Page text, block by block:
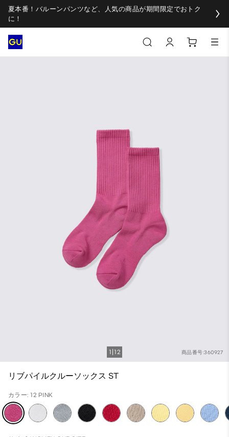
夏本番！バルーンパンツなど、人気の商品が期間限定でおトク
に！
商品番号:360927
1 12
リブパイルクルーソックス ST
カラー: 12 PINK